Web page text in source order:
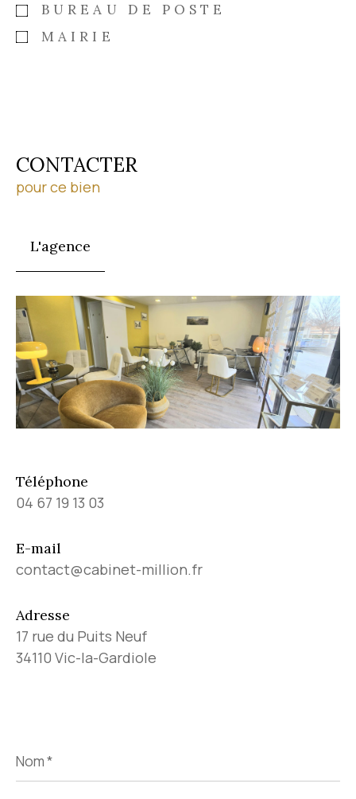
BUREAU DE POSTE
MAIRIE
CONTACTER
pour ce bien
L'agence
Téléphone
04 67 19 13 03
E-mail
contact@cabinet-million.fr
Adresse
17 rue du Puits Neuf
34110 Vic-la-Gardiole
*